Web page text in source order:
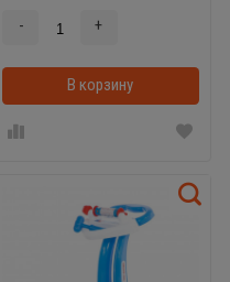
В корзинке
- +
В корзину